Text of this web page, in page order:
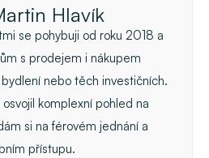
Hlavík
se pohybuji od roku 2018 a
s prodejem i nákupem
nebo těch investičních.
komplexní pohled na
si na férovém jednání a
přístupu.